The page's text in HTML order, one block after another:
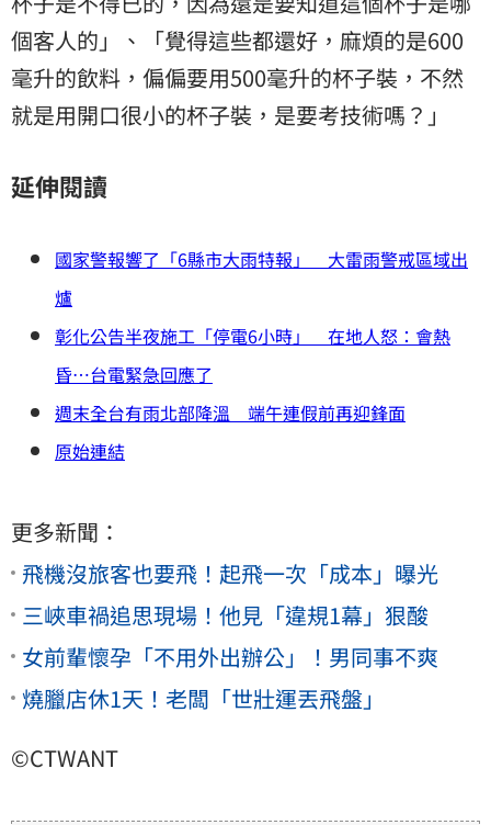
個客人的」、「覺得這些都還好，麻煩的是600
毫升的飲料，偏偏要用500毫升的杯子裝，不然
就是用開口很小的杯子裝，是要考技術嗎？」
延伸閱讀
國家警報響了「6縣市大雨特報」 大雷雨警戒區域出
爐
彰化公告半夜施工「停電6小時」 在地人怒：會熱
昏…台電緊急回應了
週末全台有雨北部降溫 端午連假前再迎鋒面
原始連結
更多新聞：
飛機沒旅客也要飛！起飛一次「成本」曝光
三峽車禍追思現場！他見「違規1幕」狠酸
女前輩懷孕「不用外出辦公」！男同事不爽
燒臘店休1天！老闆「世壯運丟飛盤」
©CTWANT